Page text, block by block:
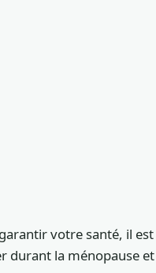
votre santé, il
durant la ménopause